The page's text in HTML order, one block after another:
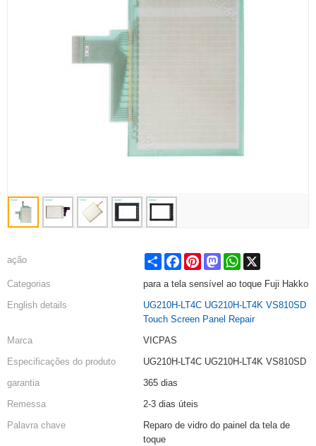
ação Share FacebookPinterestMastodonWhatsApp
Categorias
para a tela sensível ao toque Fuji Hakko
English details
UG210H-LT4C UG210H-LT4K VS810SD
Touch Screen Panel Repair
Marca
VICPAS
Especificações do produto
UG210H-LT4C UG210H-LT4K VS810SD
garantia
365 dias
Remessa
2-3 dias úteis
Palavra chave
Reparo de vidro do painel da tela de
toque